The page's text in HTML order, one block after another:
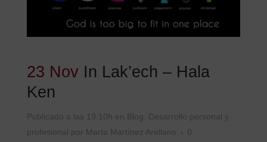
23 Nov In Lak’ech – Hala
Ken
Publicado a las 19:10h en Blog
Desarrollo personal y
profesional por Marta Martínez Arellano
0